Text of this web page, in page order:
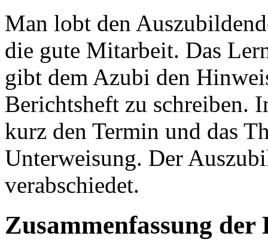
Man lobt den
die gute Mitarbeit. Das
gibt dem Azubi den
Berichtsheft zu schreiben.
kurz den Termin und das
Unterweisung. Der
verabschiedet.
Zusammenfassung der